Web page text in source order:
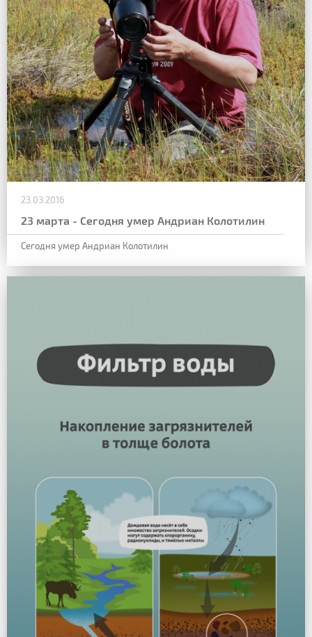
23.03.2016
23 марта - Сегодня умер Андриан Колотилин
Сегодня умер Андриан Колотилин